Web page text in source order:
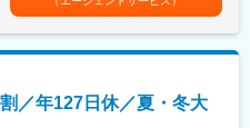
確」と評価される
誇りを持って携わることができま
／年127日休／夏・冬大